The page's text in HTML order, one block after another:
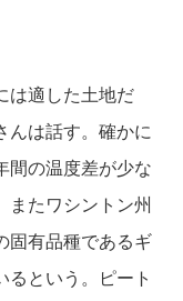
は適した土地だ
んは話す。確かに
間の温度差が少な
またワシントン州
固有品種であるギ
るという。ピート